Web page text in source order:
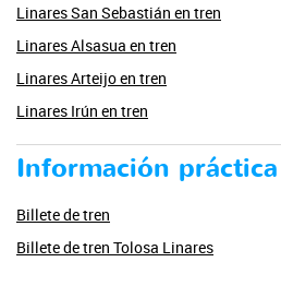
Linares San Sebastián en tren
Linares Alsasua en tren
Linares Arteijo en tren
Linares Irún en tren
Información práctica
Billete de tren
Billete de tren Tolosa Linares